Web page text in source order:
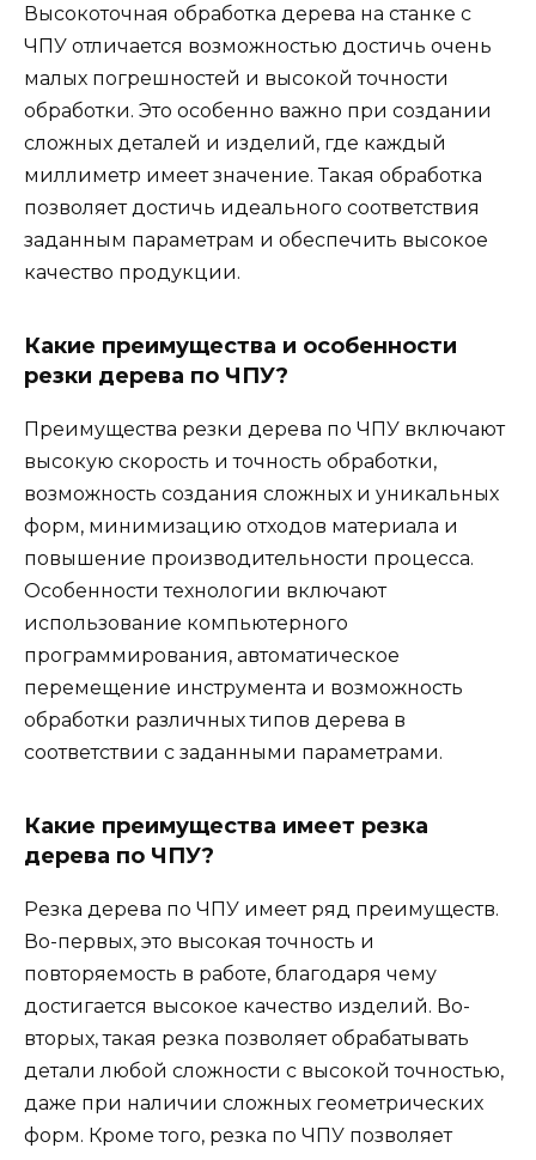
Высокоточная обработка дерева на станке с
ЧПУ отличается возможностью достичь очень
малых погрешностей и высокой точности
обработки. Это особенно важно при создании
сложных деталей и изделий, где каждый
миллиметр имеет значение. Такая обработка
позволяет достичь идеального соответствия
заданным параметрам и обеспечить высокое
качество продукции.
Какие преимущества и особенности
резки дерева по ЧПУ?
Преимущества резки дерева по ЧПУ включают
высокую скорость и точность обработки,
возможность создания сложных и уникальных
форм, минимизацию отходов материала и
повышение производительности процесса.
Особенности технологии включают
использование компьютерного
программирования, автоматическое
перемещение инструмента и возможность
обработки различных типов дерева в
соответствии с заданными параметрами.
Какие преимущества имеет резка
дерева по ЧПУ?
Резка дерева по ЧПУ имеет ряд преимуществ.
Во-первых, это высокая точность и
повторяемость в работе, благодаря чему
достигается высокое качество изделий. Во-
вторых, такая резка позволяет обрабатывать
детали любой сложности с высокой точностью,
даже при наличии сложных геометрических
форм. Кроме того, резка по ЧПУ позволяет